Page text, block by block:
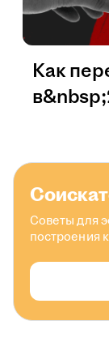
Как
Советы для
построения